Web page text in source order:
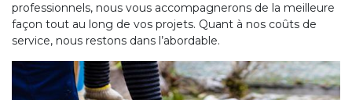
professionnels, nous vous accompagnerons de la meilleure
façon tout au long de vos projets. Quant à nos coûts de
service, nous restons dans l’abordable.